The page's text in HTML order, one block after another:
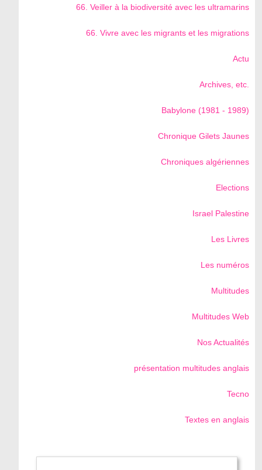
66. Veiller à la biodiversité avec les ultramarins
66. Vivre avec les migrants et les migrations
Actu
Archives, etc.
Babylone (1981 - 1989)
Chronique Gilets Jaunes
Chroniques algériennes
Elections
Israel Palestine
Les Livres
Les numéros
Multitudes
Multitudes Web
Nos Actualités
présentation multitudes anglais
Tecno
Textes en anglais